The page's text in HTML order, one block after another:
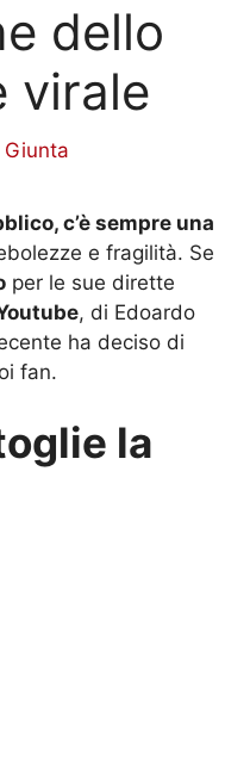
dello
virale
Giunta
c’è sempre una
e fragilità. Se
per le sue dirette
, di Edoardo
ha deciso di
fan.
la